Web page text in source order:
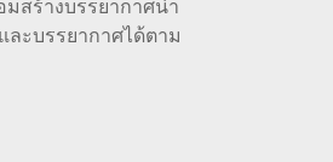
มสร้างบรรยากาศน่า
ะบรรยากาศได้ตาม